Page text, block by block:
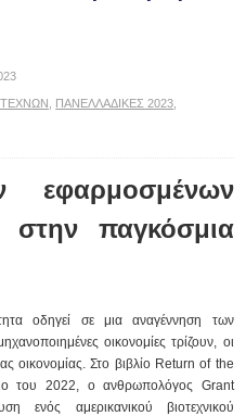
ΠΑΝΕΛΛΑΔΙΚΕΣ 2023
παγκόσμια
οδηγεί σε μια αναγέννηση των
οικονομίες τρίζουν, οι
οικονομίας. Στο βιβλίο Return of the
του 2022, ο ανθρωπολόγος Grant
ενός αμερικανικού βιοτεχνικού